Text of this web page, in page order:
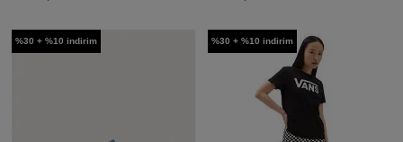
%30 + %10 indirim %30 + %10 indirim